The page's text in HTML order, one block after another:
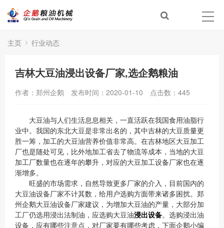
主页 行业动态
吉林大豆油浸出设备厂家,选企鹅粮油
作者：郑州企鹅 发布时间：2020-01-10 点击数： 445
大豆油与人们生活息息相关，一直活跃在我国食用油脂行
业中。我国的东北大豆是非常出名的，其中吉林的大豆质量更
胜一筹，加工的大豆油营养价值非常高。在吉林地区大豆加工
厂也是随处可见，比外地加工省去了物流等成本，当地的大豆
加工厂数量也在逐年的攀升，对应的大豆加工设备厂家也在逐
渐增多。
旺盛的市场需求，自然导致更多厂家的介入，目前国内的
大豆油设备厂家不计其数，给用户选购方面带来诸多困扰。郑
州企鹅大豆油设备厂家建议，为增加大豆油的产量，大部分加
工厂仍选用浸出法制油，应选购大豆油浸出设备。选购浸出油
设备，应有哪些注意点，对厂家要有哪些考虑，下面企鹅小编